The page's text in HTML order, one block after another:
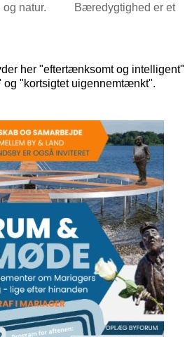
og natur.
Bæredygtighed er et
her "eftertænksomt og intelligent"
"kortsigtet uigennemtænkt".